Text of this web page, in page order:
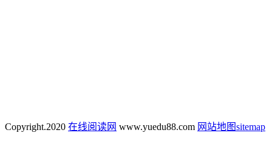
Copyright.2020 在线阅读网 www.yuedu88.com 网站地图sitemap